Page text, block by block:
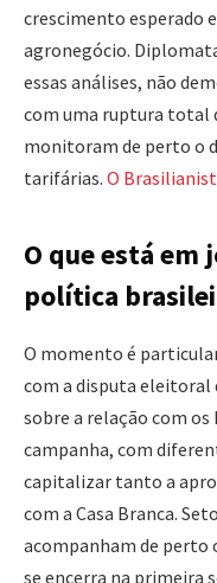
crescimento esperado
agronegócio.
essas análises, não
com uma ruptura total
monitoram de perto o
tarifárias. O
O que está em
política
O momento é
com a disputa
sobre a relação com
campanha, com
capitalizar tanto a
com a Casa Branca.
acompanham de perto
se encerra na primeira